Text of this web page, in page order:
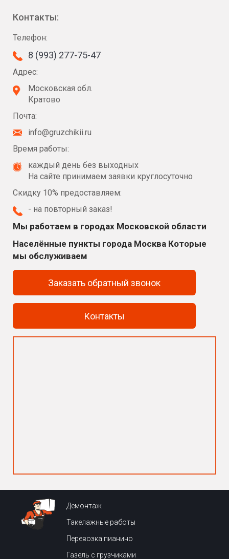
Контакты:
Телефон:
8 (993) 277-75-47
Адрес:
Московская обл.
Кратово
Почта:
info@gruzchikii.ru
Время работы:
каждый день без выходных
На сайте принимаем заявки круглосуточно
Скидку 10% предоставляем:
- на повторный заказ!
Мы работаем в городах Московской области
Населённые пункты города Москва Которые
мы обслуживаем
Заказать обратный звонок
Контакты
Демонтаж
Такелажные работы
Перевозка пианино
Газель с грузчиками